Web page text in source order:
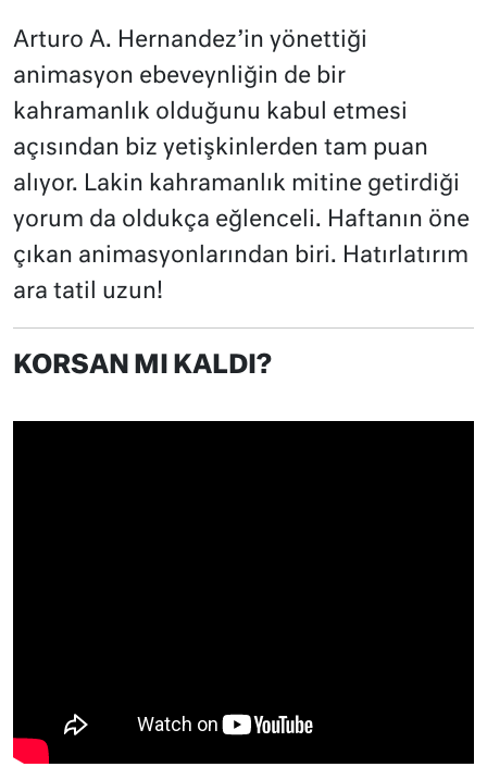
Arturo A. Hernandez’in yönettiği
animasyon ebeveynliğin de bir
kahramanlık olduğunu kabul etmesi
açısından biz yetişkinlerden tam puan
alıyor. Lakin kahramanlık mitine getirdiği
yorum da oldukça eğlenceli. Haftanın öne
çıkan animasyonlarından biri. Hatırlatırım
ara tatil uzun!
KORSAN MI KALDI?